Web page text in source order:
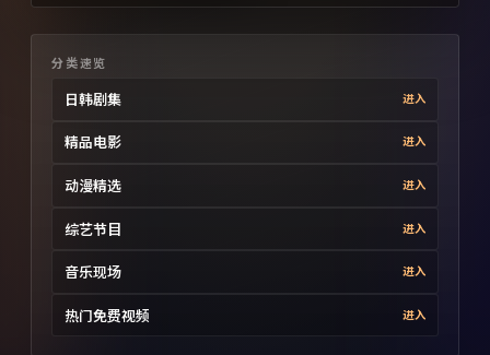
分类速览
日韩剧集 进入
精品电影 进入
动漫精选 进入
综艺节目 进入
音乐现场 进入
热门免费视频 进入